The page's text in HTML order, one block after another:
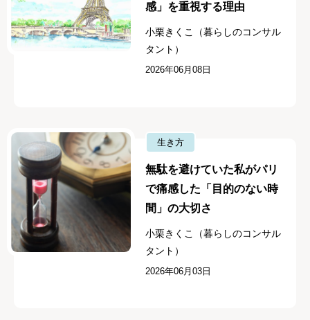
感」を重視する理由
小栗きくこ（暮らしのコンサル
タント）
2026年06月08日
生き方
無駄を避けていた私がパリ
で痛感した「目的のない時
間」の大切さ
小栗きくこ（暮らしのコンサル
タント）
2026年06月03日